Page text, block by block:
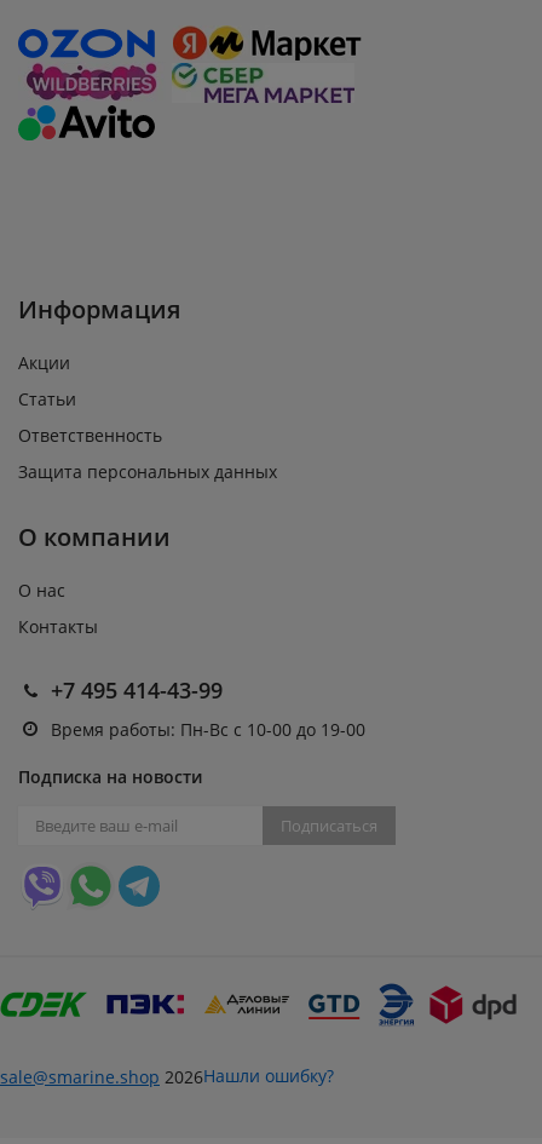
Информация
Акции
Статьи
Ответственность
Защита персональных данных
О компании
О нас
Контакты
+7 495 414-43-99
Время работы: Пн-Вс с 10-00 до 19-00
Подписка на новости
Подписаться
sale@smarine.shop 2026Нашли ошибку?